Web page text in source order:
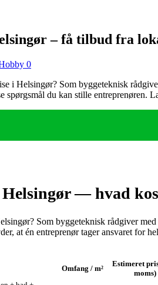
– få tilbud fra
0
i Helsingør? Som byggeteknisk
du kan stille entreprenøren.
— hvad
Som byggeteknisk rådgiver
at én entreprenør tager ansvaret for
Omfang / m²
Estimeret
moms)